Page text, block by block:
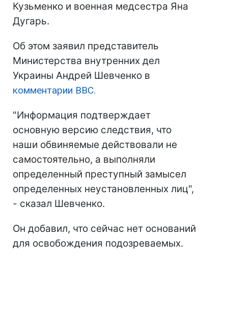
Кузьменко и военная медсестра Яна
Дугарь.
Об этом заявил представитель
Министерства внутренних дел
Украины Андрей Шевченко в
комментарии BBC.
"Информация подтверждает
основную версию следствия, что
наши обвиняемые действовали не
самостоятельно, а выполняли
определенный преступный замысел
определенных неустановленных лиц",
- сказал Шевченко.
Он добавил, что сейчас нет оснований
для освобождения подозреваемых.